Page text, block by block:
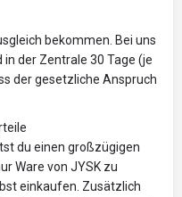
bekommen. Bei uns
der Zentrale 30 Tage (je
der gesetzliche Anspruch
du einen großzügigen
Ware von JYSK zu
einkaufen. Zusätzlich